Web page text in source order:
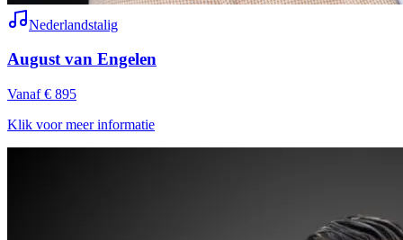
Nederlandstalig
August van Engelen
Vanaf € 895
Klik voor meer informatie